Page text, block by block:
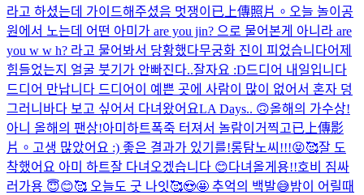
라고 하셨는데 가이드해주셨음 멋쟁이 已上傳照片。 오늘 놀이공
원에서 노는데 어떤 아미가 are you jin? 으로 물어본게 아니라 are
you w w h? 라고 물어봐서 당황했다무궁화 진이 피었습니다어제
힘들었는지 얼굴 붓기가 안빠진다..잘자요 :D드디어 내일입니다
드디어 만납니다 드디어 이 예쁜 곳에 사람이 많이 없어서 혼자 덩
그러니 바다 보고 싶어서 다녀왔어요LA Days.. 🙃올해의 가수상!
아니 올해의 팬상!아미하트폭죽 터져서 놀람이거찍고已上傳影
片。 고생 많았어요 :) 좋은 결과가 있기를!롱탐노씨!!!😝🥰잘 도
착했어요 아미 하트잘 다녀오겠습니다 😊다녀올게용!!호비 짐싸
러가용 😇😊🥰 오늘도 굿 나잇🥰😍🤩 추억의 백발😅밤이 어릴때